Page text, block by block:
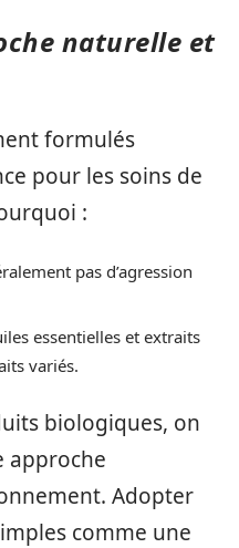
naturelle et
formulés
pour les soins de
:
pas d’agression
essentielles et extraits
variés.
biologiques, on
approche
Adopter
comme une